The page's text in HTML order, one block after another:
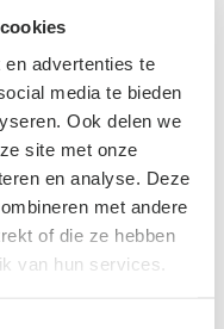
advertenties te
media te bieden
Ook delen we
site met onze
en analyse. Deze
met andere
of die ze hebben
van hun services.